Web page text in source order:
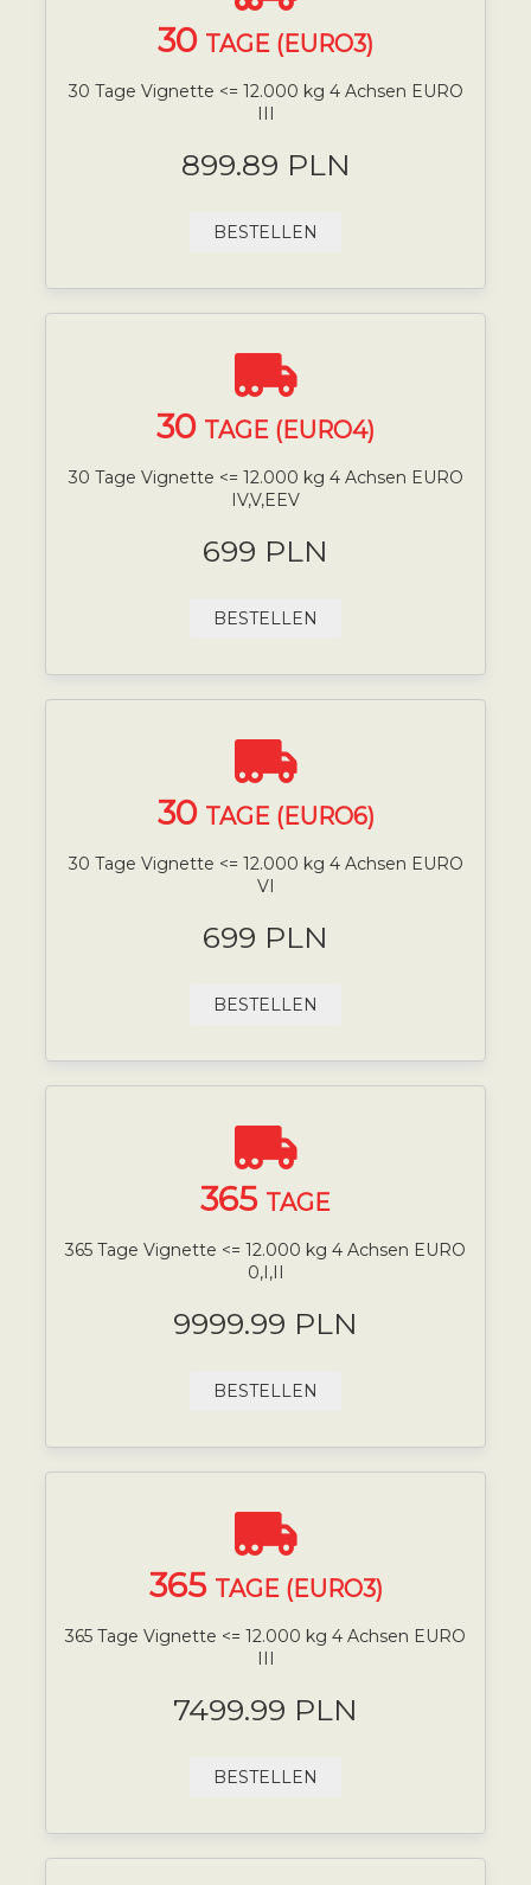
30 TAGE (EURO3)
30 Tage Vignette <= 12.000 kg 4 Achsen EURO
899.89 PLN
BESTELLEN
30 TAGE (EURO4)
30 Tage Vignette <= 12.000 kg 4 Achsen EURO
IV,V,EEV
699 PLN
BESTELLEN
30 TAGE (EURO6)
30 Tage Vignette <= 12.000 kg 4 Achsen EURO
VI
699 PLN
BESTELLEN
365 TAGE
365 Tage Vignette <= 12.000 kg 4 Achsen EURO
0,I,II
9999.99 PLN
BESTELLEN
365 TAGE (EURO3)
365 Tage Vignette <= 12.000 kg 4 Achsen EURO
7499.99 PLN
BESTELLEN